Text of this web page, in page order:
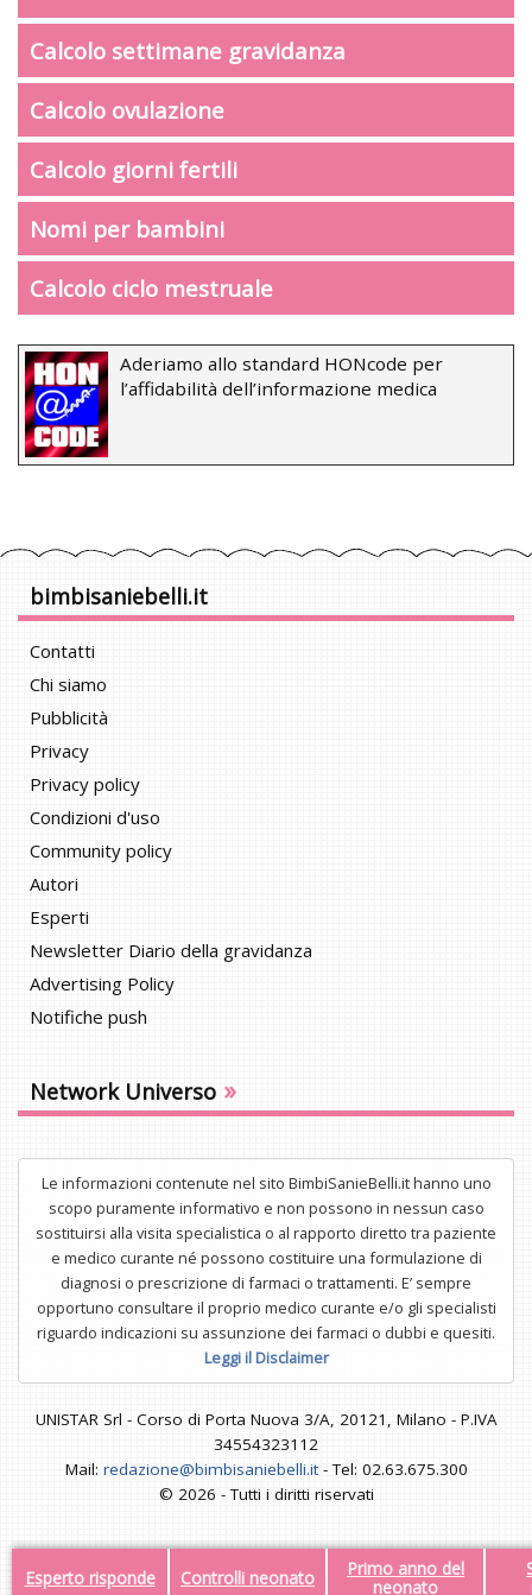
Esperto risponde Controlli neonato
Primo anno del
neonato
Calcolo settimane gravidanza
Calcolo ovulazione
Calcolo giorni fertili
Nomi per bambini
Calcolo ciclo mestruale
Aderiamo allo standard HONcode per
l’affidabilità dell’informazione medica
bimbisaniebelli.it
Contatti
Chi siamo
Pubblicità
Privacy
Privacy policy
Condizioni d'uso
Community policy
Autori
Esperti
Newsletter Diario della gravidanza
Advertising Policy
Notifiche push
Network Universo »
Le informazioni contenute nel sito BimbiSanieBelli.it hanno uno
scopo puramente informativo e non possono in nessun caso
sostituirsi alla visita specialistica o al rapporto diretto tra paziente
e medico curante né possono costituire una formulazione di
diagnosi o prescrizione di farmaci o trattamenti. E’ sempre
opportuno consultare il proprio medico curante e/o gli specialisti
riguardo indicazioni su assunzione dei farmaci o dubbi e quesiti.
Leggi il Disclaimer
UNISTAR Srl - Corso di Porta Nuova 3/A, 20121, Milano - P.IVA
34554323112
Mail: redazione@bimbisaniebelli.it- Tel: 02.63.675.300
© 2026 - Tutti i diritti riservati